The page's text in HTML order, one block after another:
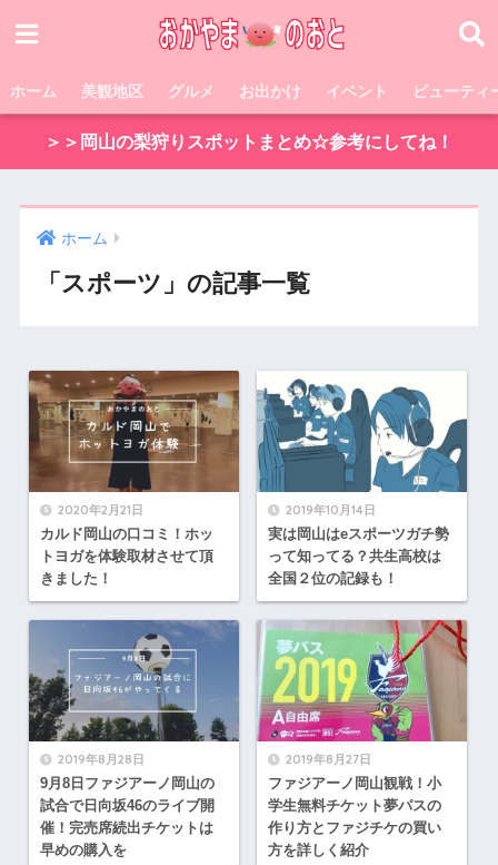
ホーム 美観地区 グルメ お出かけ イベント ビューティ
＞＞岡山の梨狩りスポットまとめ☆参考にしてね！
ホーム
「スポーツ」の記事一覧
2020年2月21日
カルド岡山の口コミ！ホッ
トヨガを体験取材させて頂
きました！
2019年10月14日
実は岡山はeスポーツガチ勢
って知ってる？共生高校は
全国２位の記録も！
2019年8月28日
9月8日ファジアーノ岡山の
試合で日向坂46のライブ開
催！完売席続出チケットは
早めの購入を
2019年8月27日
ファジアーノ岡山観戦！小
学生無料チケット夢パスの
作り方とファジチケの買い
方を詳しく紹介